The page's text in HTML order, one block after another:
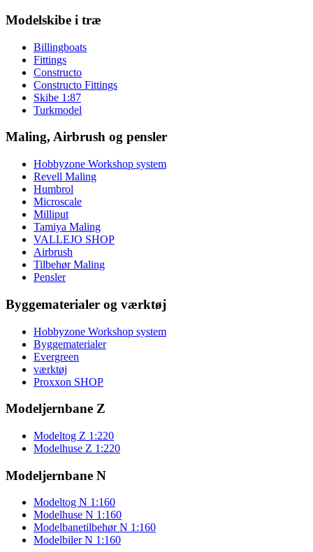
Modelskibe i træ
Billingboats
Fittings
Constructo
Constructo Fittings
Skibe 1:87
Turkmodel
Maling, Airbrush og pensler
Hobbyzone Workshop system
Revell Maling
Humbrol
Microscale
Milliput
Tamiya Maling
VALLEJO SHOP
Airbrush
Tilbehør Maling
Pensler
Byggematerialer og værktøj
Hobbyzone Workshop system
Byggematerialer
Evergreen
værktøj
Proxxon SHOP
Modeljernbane Z
Modeltog Z 1:220
Modelhuse Z 1:220
Modeljernbane N
Modeltog N 1:160
Modelhuse N 1:160
Modelbanetilbehør N 1:160
Modelbiler N 1:160